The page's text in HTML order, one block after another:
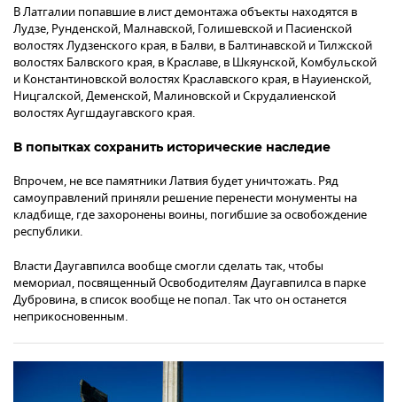
В Латгалии попавшие в лист демонтажа объекты находятся в
Лудзе, Рунденской, Малнавской, Голишевской и Пасиенской
волостях Лудзенского края, в Балви, в Балтинавской и Тилжской
волостях Балвского края, в Краславе, в Шкяунской, Комбульской
и Константиновской волостях Краславского края, в Науиенской,
Ницгалской, Деменской, Малиновской и Скрудалиенской
волостях Аугшдаугавского края.
В попытках сохранить исторические наследие
Впрочем, не все памятники Латвия будет уничтожать. Ряд
самоуправлений приняли решение перенести монументы на
кладбище, где захоронены воины, погибшие за освобождение
республики.
Власти Даугавпилса вообще смогли сделать так, чтобы
мемориал, посвященный Освободителям Даугавпилса в парке
Дубровина, в список вообще не попал. Так что он останется
неприкосновенным.